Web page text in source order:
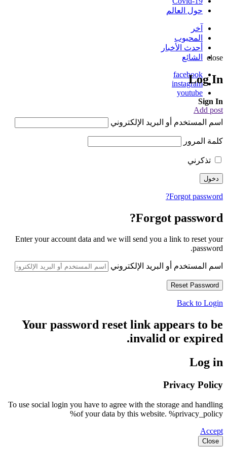
حول العالم
آخر
المحبوب
أحدث الأخبار
الشائع
facebook
instagram
youtube
Add post
close
Log In
Sign In
اسم المستخدم أو البريد الإلكتروني
كلمة المرور
تذكرني
Forgot password?
Forgot password?
Enter your account data and we will send you a link to reset your
password.
اسم المستخدم أو البريد الإلكتروني
Back to Login
Your password reset link appears to be
invalid or expired.
Log in
Privacy Policy
To use social login you have to agree with the storage and handling
of your data by this website. %privacy_policy%
Accept
Close